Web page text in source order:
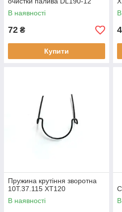
В наявності
72 ₴
Купити
Пружина крутіння зворотна
10Т.37.115 XT120
В наявності